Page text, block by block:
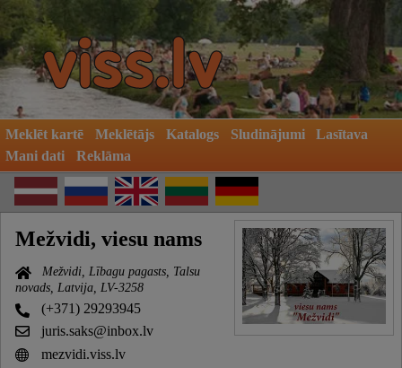
Meklēt kartē Meklētājs Katalogs Sludinājumi
Lasītava
Mani dati
Reklāma
Mežvidi, viesu nams
Mežvidi, Lībagu pagasts, Talsu
novads, Latvija, LV-3258
(+371) 29293945
juris.saks@inbox.lv
mezvidi.viss.lv